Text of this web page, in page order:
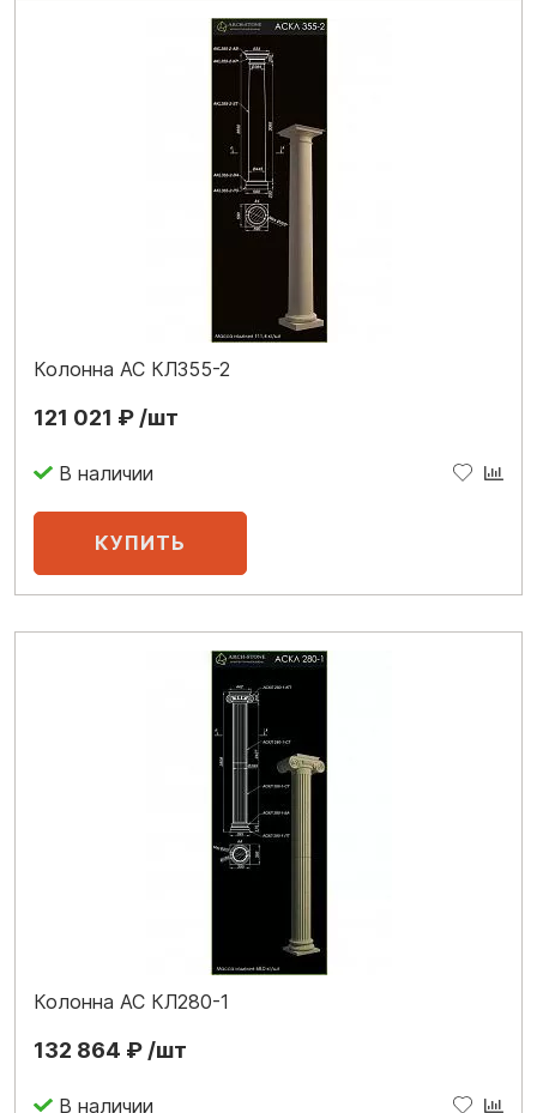
Колонна АС КЛ355-2
121 021 ₽ /шт
Колонна АС КЛ280-1
132 864 ₽ /шт